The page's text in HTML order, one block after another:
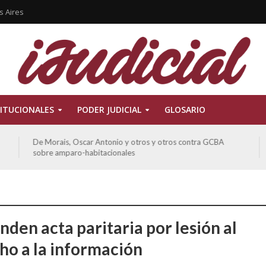
Aires
PODER JUDICIAL GLOSARIO
De Morais, Oscar Antonio y otros y otros contra GCBA
sobre amparo-habitacionales
acta paritaria por lesión al
a la información